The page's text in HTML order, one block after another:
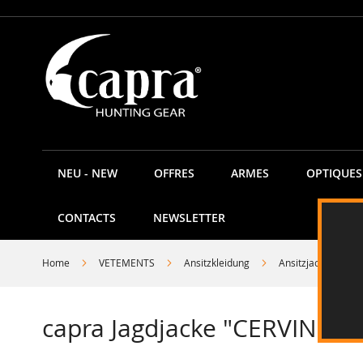
Allez
contenu
NEU - NEW OFFRES ARMES OPTIQUES
CONTACTS NEWSLETTER
Home VETEMENTS Ansitzkleidung Ansitzjacken
capra Jagdjacke "CERVIN"-